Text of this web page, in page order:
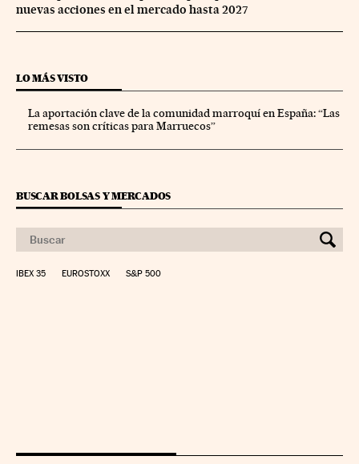
nuevas acciones en el mercado hasta 2027
LO MÁS VISTO
La aportación clave de la comunidad marroquí en España: “Las
remesas son críticas para Marruecos”
BUSCAR BOLSAS Y MERCADOS
IBEX 35 EUROSTOXX S&P 500